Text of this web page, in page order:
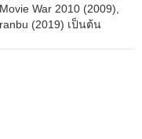
War 2010 (2009),
(2019) เป็นต้น